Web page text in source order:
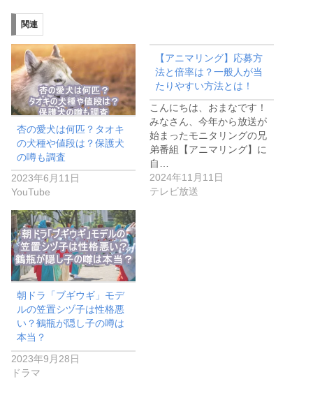
関連
杏の愛犬は何匹？タオキ
の犬種や値段は？保護犬
の噂も調査
2023年6月11日
YouTube
【アニマリング】応募方
法と倍率は？一般人が当
たりやすい方法とは！
こんにちは、おまなです！
みなさん、今年から放送が
始まったモニタリングの兄
弟番組【アニマリング】に
自…
2024年11月11日
テレビ放送
朝ドラ「ブギウギ」モデ
ルの笠置シヅ子は性格悪
い？鶴瓶が隠し子の噂は
本当？
2023年9月28日
ドラマ